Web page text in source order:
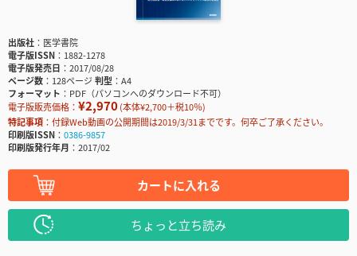
出版社
医学書院
電子版ISSN
1882-1278
電子版発売日
2017/08/28
ページ数
128ページ判型
A4
フォーマット
PDF（パソコンへのダウンロード不可）
電子版販売価格： ¥2,970(本体¥2,700＋税10％)
特記事項
付録Web動画の公開期間は2019/3/31までです。何卒ご了承ください。
印刷版ISSN
0386-9857
印刷版発行年月
2017/02
カートに入れる
ちょっと立ち読み